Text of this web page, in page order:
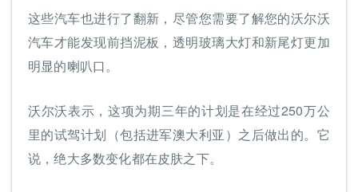
这些汽车也进行了翻新，尽管您需要了解您的沃尔沃
汽车才能发现前挡泥板，透明玻璃大灯和新尾灯更加
明显的喇叭口。
沃尔沃表示，这项为期三年的计划是在经过250万公
里的试驾计划（包括进军澳大利亚）之后做出的。它
说，绝大多数变化都在皮肤之下。